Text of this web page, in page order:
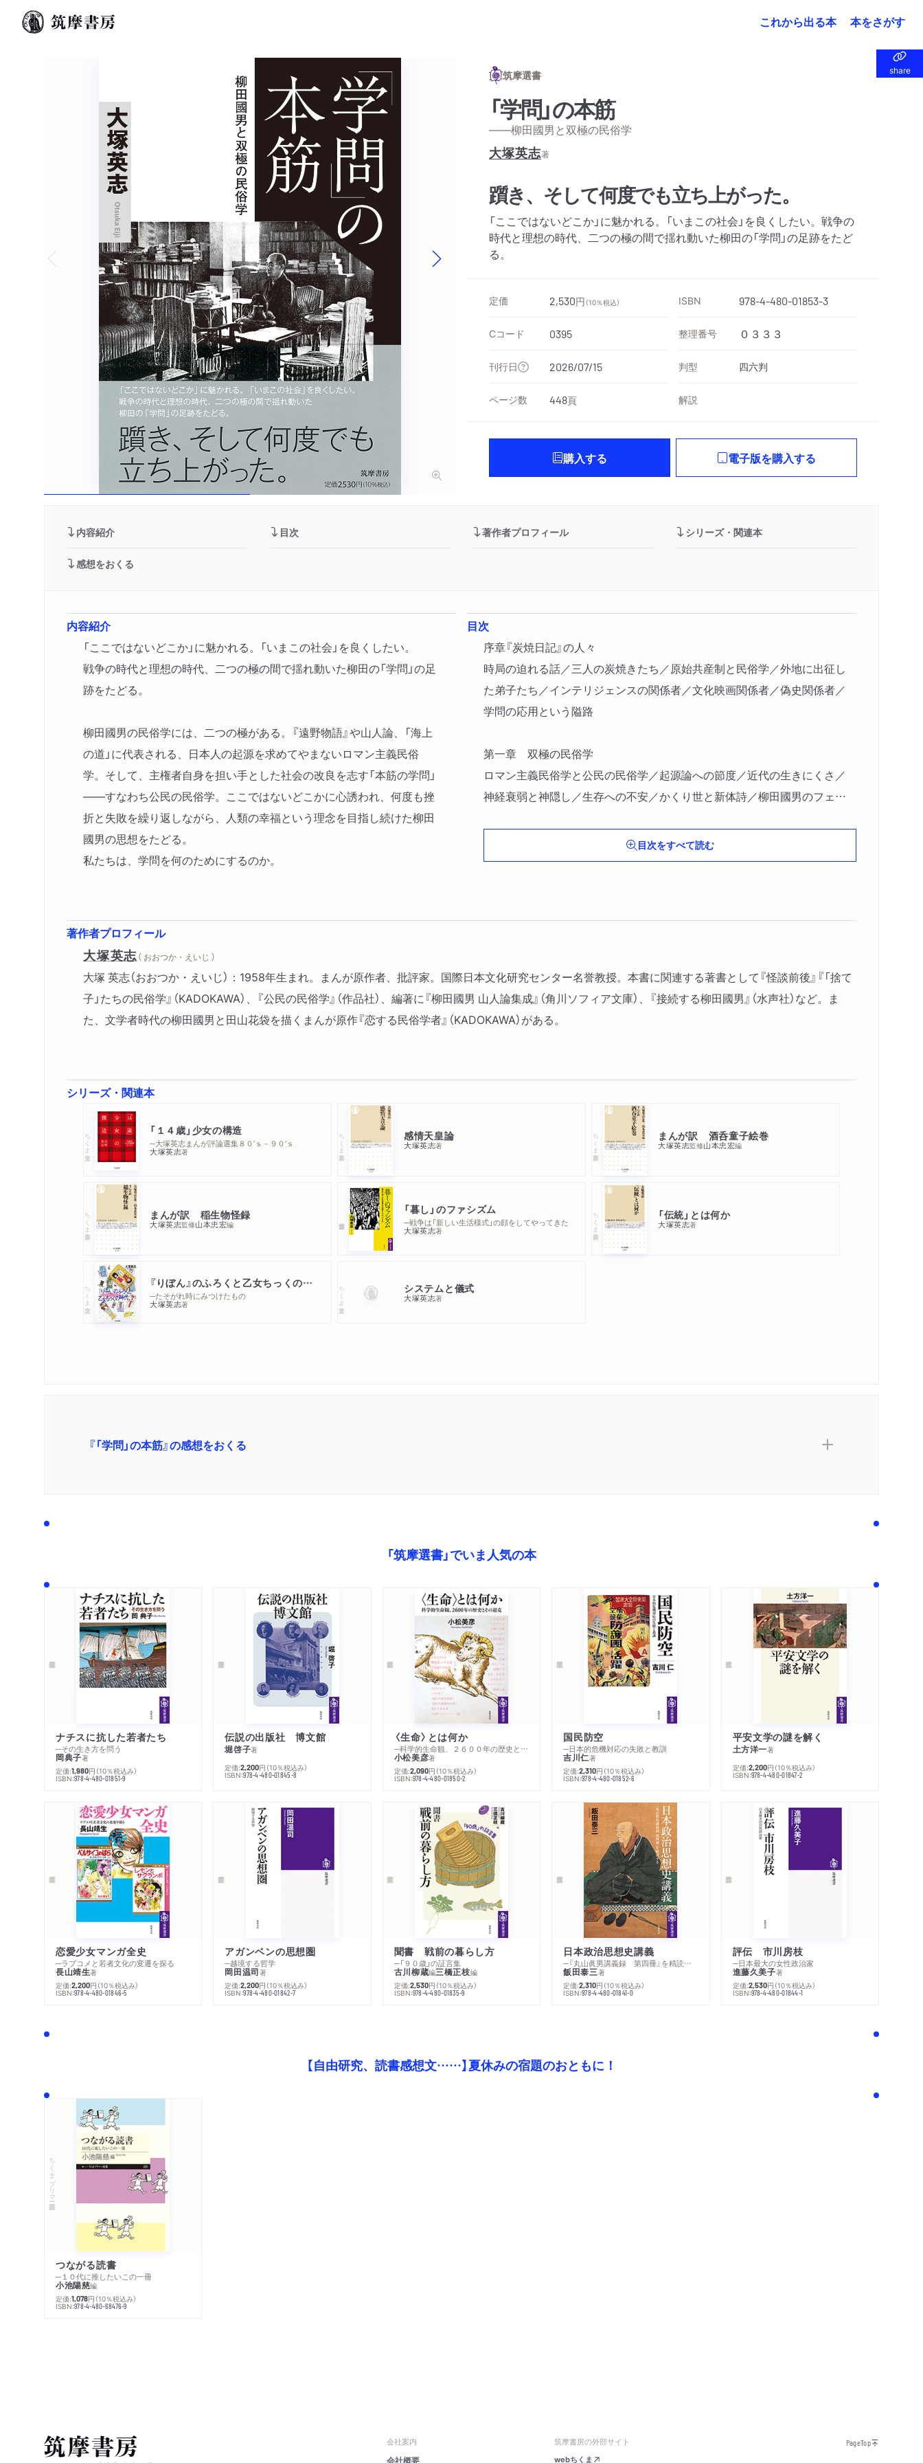
これから出る本 本をさがす
share
share
Previous slide
筑摩選書
「学問」の本筋
——柳田國男と双極の民俗学
大塚英志著
躓き、そして何度でも立ち上がった。
「ここではないどこか」に魅かれる。「いまこの社会」を良くしたい。戦争の
時代と理想の時代、二つの極の間で揺れ動いた柳田の「学問」の足跡をたど
る。
定価 2,530円 （10％税込） ISBN 978-4-480-01853-3
Cコード 0395 整理番号 ０３３３
刊行日 2026/07/15 判型 四六判
ページ数 448頁 解説
購入する 電子版を購入する
内容紹介 目次 著作者プロフィール シリーズ・関連本
感想をおくる
内容紹介
「ここではないどこか」に魅かれる。「いまこの社会」を良くしたい。
戦争の時代と理想の時代、二つの極の間で揺れ動いた柳田の「学問」の足
跡をたどる。
柳田國男の民俗学には、二つの極がある。『遠野物語』や山人論、「海上
の道」に代表される、日本人の起源を求めてやまないロマン主義民俗
学。そして、主権者自身を担い手とした社会の改良を志す「本筋の学問」
――すなわち公民の民俗学。ここではないどこかに心誘われ、何度も挫
折と失敗を繰り返しながら、人類の幸福という理念を目指し続けた柳田
國男の思想をたどる。
私たちは、学問を何のためにするのか。
目次
序章『炭焼日記』の人々
時局の迫れる話／三人の炭焼きたち／原始共産制と民俗学／外地に出征し
た弟子たち／インテリジェンスの関係者／文化映画関係者／偽史関係者／
学問の応用という隘路
第一章 双極の民俗学
ロマン主義民俗学と公民の民俗学／起源論への節度／近代の生きにくさ／
神経衰弱と神隠し／生存への不安／かくり世と新体詩／柳田國男のフェア
一つ／社会問題の側／社会のために応用される学問／「自主」と「自助」／「古
代」への断念
社会政策学者として／ミスチシズムと「山男」／イプセンと社会問題／クロ
日露戦争と遠野物語／加減せず感じたるまゝ／理系の文学／批評する資格
はない／ルウラウ・ライフと歌のわかれ
シャグジと隘勇線／伊能嘉矩の「原住民」統治政策／植民地政策と山人観／
「山人」の分類／山人の正体／柳田國男の実験小説
第四章 田山花袋のロマン主義殺し
『蒲団』の恋の圏外／二つの樺太小説／「隣室」の観察者／柳田國男が怒った
実話小説／煩悶する詩人／花袋のゾラ式実験小説／花袋のサンカ小説／暴
走するロオマンス／津軽への旅／偽史とロオマンス
固有信仰論のつくられ方／七生報国と魂の共同主義／柳田固有信仰論の変
終章 固有信仰から憲法へ
働かねばならぬ世になりぬ／戦後の三つの課題／固有信仰論のウォッシュ
／枢密院顧問となる／柳田社会科とCIE／CIEの徴用リスト／民族学者と「ス
ーパーマン」／占領軍公認の偽史／「海上の道」へ／憲法の芽を生やす
目次をすべて読む
著作者プロフィール
大塚英志（ おおつか・えいじ ）
大塚 英志（おおつか・えいじ）：1958年生まれ。まんが原作者、批評家。国際日本文化研究センター名誉教授。本書に関連する著書として『怪談前後』『「捨て
子」たちの民俗学』（KADOKAWA）、『公民の民俗学』（作品社）、編著に『柳田國男 山人論集成』（角川ソフィア文庫）、『接続する柳田國男』（水声社）など。ま
た、文学者時代の柳田國男と田山花袋を描くまんが原作『恋する民俗学者』（KADOKAWA）がある。
シリーズ・関連本
ちくま文庫 「１４歳」少女の構造
─大塚英志まんが評論選集８０’ｓ－９０’ｓ
大塚英志著
ちくま新書 感情天皇論
大塚英志著 ちくま新書 まんが訳 酒呑童子絵巻
大塚英志監修山本忠宏編
ちくま新書 まんが訳 稲生物怪録
大塚英志監修山本忠宏編
「暮し」のファシズム
─戦争は「新しい生活様式」の顔をしてやってきた
大塚英志著
ちくま新書 「伝統」とは何か
大塚英志著
ちくま文庫 『りぼん』のふろくと乙女ちっくの時代
─たそがれ時にみつけたもの
大塚英志著
ちくま文庫 システムと儀式
大塚英志著
『「学問」の本筋』の感想をおくる
「筑摩選書」でいま人気の本
ナチスに抗した若者たち
─その生き方を問う
岡典子著
定価:1,980円 （10％税込み）
ISBN:978-4-480-01851-9
伝説の出版社 博文館
堀啓子著
定価:2,200円 （10％税込み）
ISBN:978-4-480-01845-8
〈生命〉とは何か
─科学的生命観、２６００年の歴史とその超克
小松美彦著
定価:2,090円 （10％税込み）
ISBN:978-4-480-01850-2
国民防空
─日本的危機対応の失敗と教訓
吉川仁著
定価:2,310円 （10％税込み）
ISBN:978-4-480-01852-6
平安文学の謎を解く
土方洋一著
定価:2,200円 （10％税込み）
ISBN:978-4-480-01847-2
恋愛少女マンガ全史
─ラブコメと若者文化の変遷を探る
長山靖生著
定価:2,200円 （10％税込み）
ISBN:978-4-480-01846-5
アガンベンの思想圏
─越境する哲学
岡田温司著
定価:2,200円 （10％税込み）
ISBN:978-4-480-01842-7
聞書 戦前の暮らし方
─「９０歳」の証言集
古川柳蔵編三橋正枝編
定価:2,530円 （10％税込み）
ISBN:978-4-480-01835-9
日本政治思想史講義
─『丸山眞男講義録 第四冊』を精読する
飯田泰三著
定価:2,310円 （10％税込み）
ISBN:978-4-480-01841-0
評伝 市川房枝
─日本最大の女性政治家
進藤久美子著
定価:2,530円 （10％税込み）
ISBN:978-4-480-01844-1
【自由研究、読書感想文……】夏休みの宿題のおともに！
ちくまプリマー新書
つながる読書
─１０代に推したいこの一冊
小池陽慈編
定価:1,078円 （10％税込み）
ISBN:978-4-480-68476-9
会社案内
筑摩書房の外部サイト
webちくま
PageTop